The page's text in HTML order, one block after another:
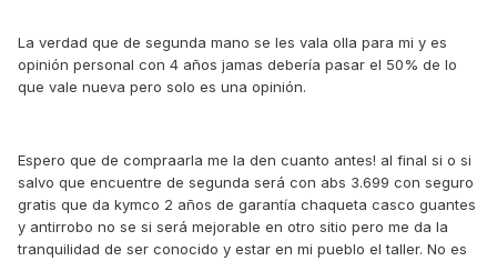
La verdad que de segunda mano se les vala olla para mi y es
opinión personal con 4 años jamas debería pasar el 50% de lo
que vale nueva pero solo es una opinión.
Espero que de compraarla me la den cuanto antes! al final si o si
salvo que encuentre de segunda será con abs 3.699 con seguro
gratis que da kymco 2 años de garantía chaqueta casco guantes
y antirrobo no se si será mejorable en otro sitio pero me da la
tranquilidad de ser conocido y estar en mi pueblo el taller. No es